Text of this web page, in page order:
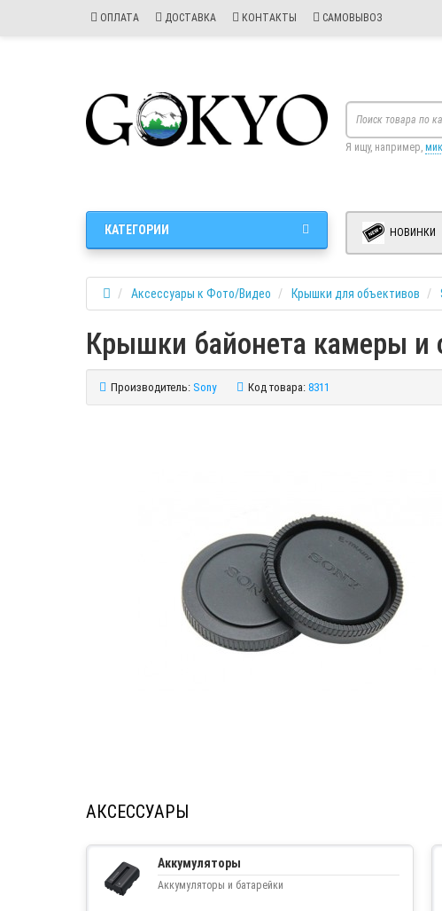
ОПЛАТА ДОСТАВКА КОНТАКТЫ САМОВЫВОЗ
Я ищу, например,
НОВИНКИ
КАТЕГОРИИ
Аксессуары к Фото/Видео Крышки для объективов
Крышки байонета камеры и
Производитель: Sony Код товара: 8311
АКСЕССУАРЫ
Аккумуляторы
Аккумуляторы и батарейки